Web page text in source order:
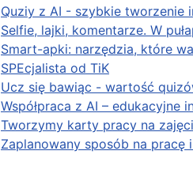
Quziy z AI - szybkie tworzenie
Selfie, lajki, komentarze. W
Smart-apki: narzędzia, które
SPEcjalista od TiK
Ucz się bawiąc - wartość
Współpraca z AI – edukacyjne
Tworzymy karty pracy na
Zaplanowany sposób na pracę